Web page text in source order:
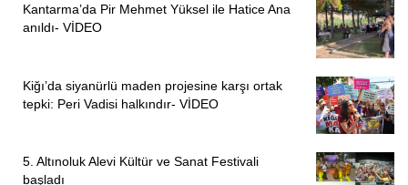
Kantarma’da Pir Mehmet Yüksel ile Hatice Ana
anıldı- VİDEO
Kiğı’da siyanürlü maden projesine karşı ortak
tepki: Peri Vadisi halkındır- VİDEO
5. Altınoluk Alevi Kültür ve Sanat Festivali
başladı